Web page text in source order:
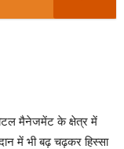
मैनेजमेंट के क्षेत्र में
में भी बढ़ चढ़कर हिस्सा